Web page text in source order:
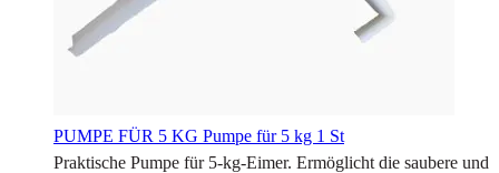
PUMPE FÜR 5 KG Pumpe für 5 kg 1 St
Praktische Pumpe für 5-kg-Eimer. Ermöglicht die saubere und